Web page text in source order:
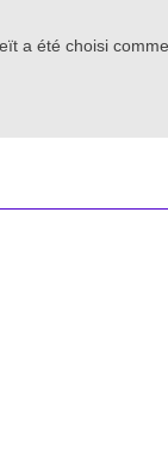
a été choisi